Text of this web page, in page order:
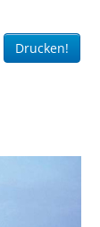
Drucken!